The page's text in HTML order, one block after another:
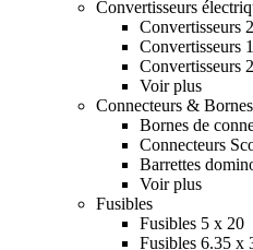
Convertisseurs
Convertisseurs
Convertisseurs
Convertisseurs
Voir plus
Connecteurs & Bornes
Bornes de
Connecteurs
Barrettes
Voir plus
Fusibles
Fusibles 5 x 20
Fusibles 6.35 x